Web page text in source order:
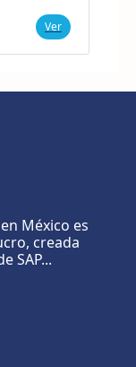
Ver
México es
creada
SAP...